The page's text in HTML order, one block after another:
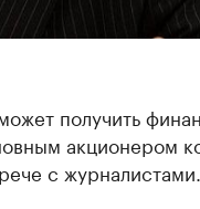
получить
акционером
с журналистами.